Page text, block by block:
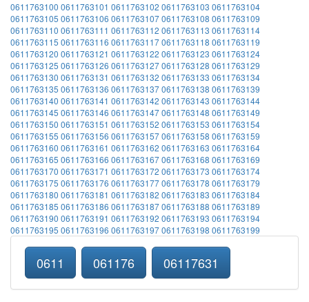
0611763100 0611763101 0611763102 0611763103 0611763104
0611763105 0611763106 06117631070611763108 0611763109
0611763110 0611763111 0611763112 0611763113 0611763114
0611763115 0611763116 06117631170611763118 0611763119
0611763120 0611763121 0611763122 0611763123 0611763124
0611763125 0611763126 06117631270611763128 0611763129
0611763130 0611763131 0611763132 0611763133 0611763134
0611763135 0611763136 06117631370611763138 0611763139
0611763140 0611763141 0611763142 0611763143 0611763144
0611763145 0611763146 06117631470611763148 0611763149
0611763150 0611763151 0611763152 0611763153 0611763154
0611763155 0611763156 06117631570611763158 0611763159
0611763160 0611763161 0611763162 0611763163 0611763164
0611763165 0611763166 06117631670611763168 0611763169
0611763170 0611763171 0611763172 0611763173 0611763174
0611763175 0611763176 06117631770611763178 0611763179
0611763180 0611763181 0611763182 0611763183 0611763184
0611763185 0611763186 06117631870611763188 0611763189
0611763190 0611763191 0611763192 0611763193 0611763194
0611763195 0611763196 06117631970611763198 0611763199
0611 061176 06117631